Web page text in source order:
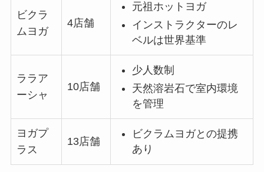
ビクラ
ムヨガ
4店舗
元祖ホットヨガ
インストラクターのレ
ベルは世界基準
ララア
ーシャ
10店舗
少人数制
天然溶岩石で室内環境
を管理
ヨガプ
ラス
13店舗
ビクラムヨガとの提携
あり